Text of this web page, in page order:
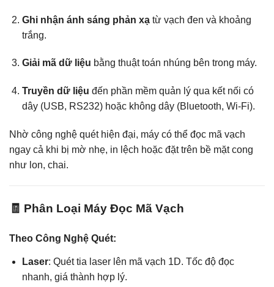
Ghi nhận ánh sáng phản xạtừ vạch đen và khoảng
trắng.
Giải mã dữ liệu bằng thuật toán nhúng bên trong máy.
Truyền dữ liệu đến phần mềm quản lý qua kết nối có
dây (USB, RS232) hoặc không dây (Bluetooth, Wi-Fi).
Nhờ công nghệ quét hiện đại, máy có thể đọc mã vạch
ngay cả khi bị mờ nhẹ, in lệch hoặc đặt trên bề mặt cong
như lon, chai.
🧾 Phân Loại Máy Đọc Mã Vạch
Theo Công Nghệ Quét:
Laser: Quét tia laser lên mã vạch 1D. Tốc độ đọc
nhanh, giá thành hợp lý.